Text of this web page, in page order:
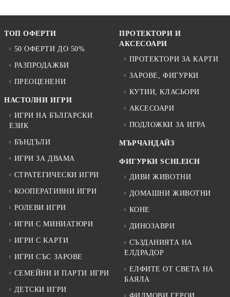
ТОП ОФЕРТИ
50 ОФЕРТИ ДО 50%
РАЗПРОДАЖБИ
ПРЕОЦЕНЕНИ
НАСТОЛНИ ИГРИ
ИГРИ НА БЪЛГАРСКИ
ЕЗИК
БЪНДЪЛИ
ИГРИ ЗА ДВАМА
СТРАТЕГИЧЕСКИ ИГРИ
КООПЕРАТИВНИ ИГРИ
РОЛЕВИ ИГРИ
ИГРИ С МИНИАТЮРИ
ИГРИ С КАРТИ
ИГРИ СЪС ЗАРОВЕ
СЕМЕЙНИ И ПАРТИ ИГРИ
ДЕТСКИ ИГРИ
ПРОТЕКТОРИ И
АКСЕСОАРИ
ПРОТЕКТОРИ ЗА КАРТИ
ЗАРОВЕ, ФИГУРКИ
КУТИИ, КЛАСЬОРИ
АКСЕСОАРИ
ПОДЛОЖКИ ЗА ИГРА
МЪРЧАНДАЙЗ
ФИГУРКИ SCHLEICH
ДИВИ ЖИВОТНИ
ДОМАШНИ ЖИВОТНИ
КОНЕ
ДИНОЗАВРИ
СЪЗДАНИЯТА НА
ЕЛДРАДОР
ЕЛФИТЕ ОТ СВЕТА НА
БАЯЛА